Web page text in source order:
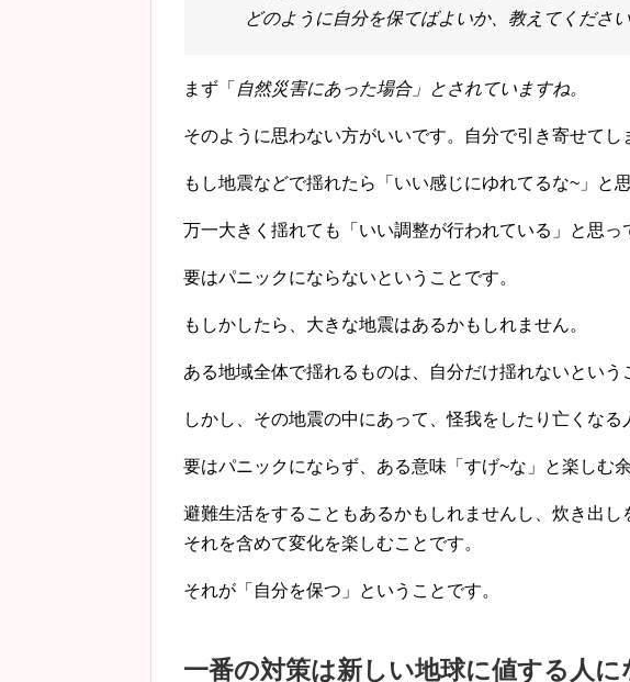
どのように自分を保てばよいか、教えてください
まず「 自然災害にあった場合」とされていますね。
そのように思わない方がいいです。自分で引き寄せて
もし地震などで揺れたら「いい感じにゆれてるな~」と
万一大きく揺れても「いい調整が行われている」と思っ
要はパニックにならないということです。
もしかしたら、大きな地震はあるかもしれません。
ある地域全体で揺れるものは、自分だけ揺れないという
しかし、その地震の中にあって、怪我をしたり亡くなる
要はパニックにならず、ある意味「すげ~な」と楽しむ
避難生活をすることもあるかもしれませんし、炊き出し
それを含めて変化を楽しむことです。
それが「自分を保つ」ということです。
一番の対策は新しい地球に値する人に